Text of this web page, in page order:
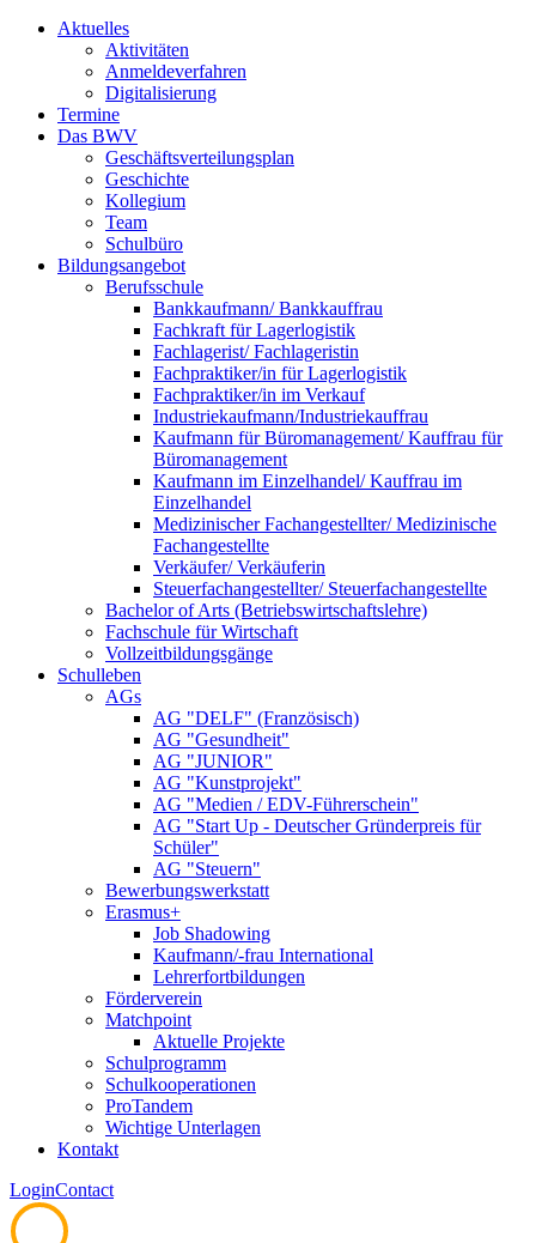
Aktuelles
Aktivitäten
Anmeldeverfahren
Digitalisierung
Termine
Das BWV
Geschäftsverteilungsplan
Geschichte
Kollegium
Team
Schulbüro
Bildungsangebot
Berufsschule
Bankkaufmann/ Bankkauffrau
Fachkraft für Lagerlogistik
Fachlagerist/ Fachlageristin
Fachpraktiker/in für Lagerlogistik
Fachpraktiker/in im Verkauf
Industriekaufmann/Industriekauffrau
Kaufmann für Büromanagement/ Kauffrau für
Büromanagement
Kaufmann im Einzelhandel/ Kauffrau im
Einzelhandel
Medizinischer Fachangestellter/ Medizinische
Fachangestellte
Verkäufer/ Verkäuferin
Steuerfachangestellter/ Steuerfachangestellte
Bachelor of Arts (Betriebswirtschaftslehre)
Fachschule für Wirtschaft
Vollzeitbildungsgänge
Schulleben
AGs
AG "DELF" (Französisch)
AG "Gesundheit"
AG "JUNIOR"
AG "Kunstprojekt"
AG "Medien / EDV-Führerschein"
AG "Start Up - Deutscher Gründerpreis für
Schüler"
AG "Steuern"
Bewerbungswerkstatt
Erasmus+
Job Shadowing
Kaufmann/-frau International
Lehrerfortbildungen
Förderverein
Matchpoint
Aktuelle Projekte
Schulprogramm
Schulkooperationen
ProTandem
Wichtige Unterlagen
Kontakt
LoginContact